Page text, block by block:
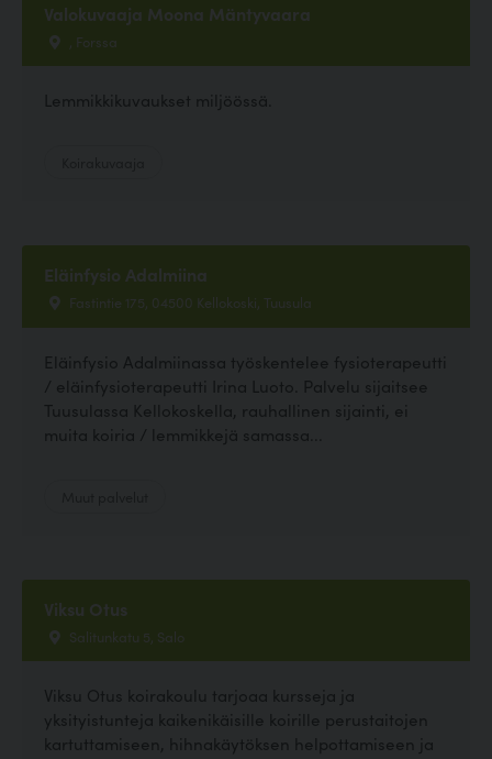
Valokuvaaja Moona Mäntyvaara
, Forssa
Lemmikkikuvaukset miljöössä.
Eläinfysio Adalmiina
Fastintie 175, 04500 Kellokoski, Tuusula
Eläinfysio Adalmiinassa työskentelee fysioterapeutti
/ eläinfysioterapeutti Irina Luoto. Palvelu sijaitsee
Tuusulassa Kellokoskella, rauhallinen sijainti, ei
muita koiria / lemmikkejä samassa...
Viksu Otus
Salitunkatu 5, Salo
Viksu Otus koirakoulu tarjoaa kursseja ja
yksityistunteja kaikenikäisille koirille perustaitojen
kartuttamiseen, hihnakäytöksen helpottamiseen ja